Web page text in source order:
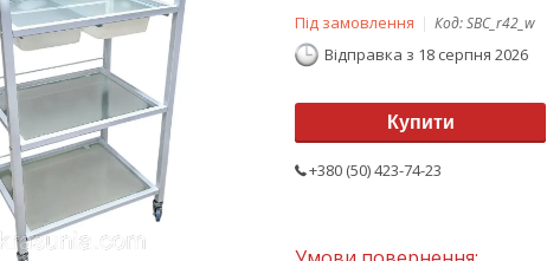
Під замовлення Код:SBC_r42_w
Відправка з 18 серпня 2026
Купити
+380 (50) 423-74-23